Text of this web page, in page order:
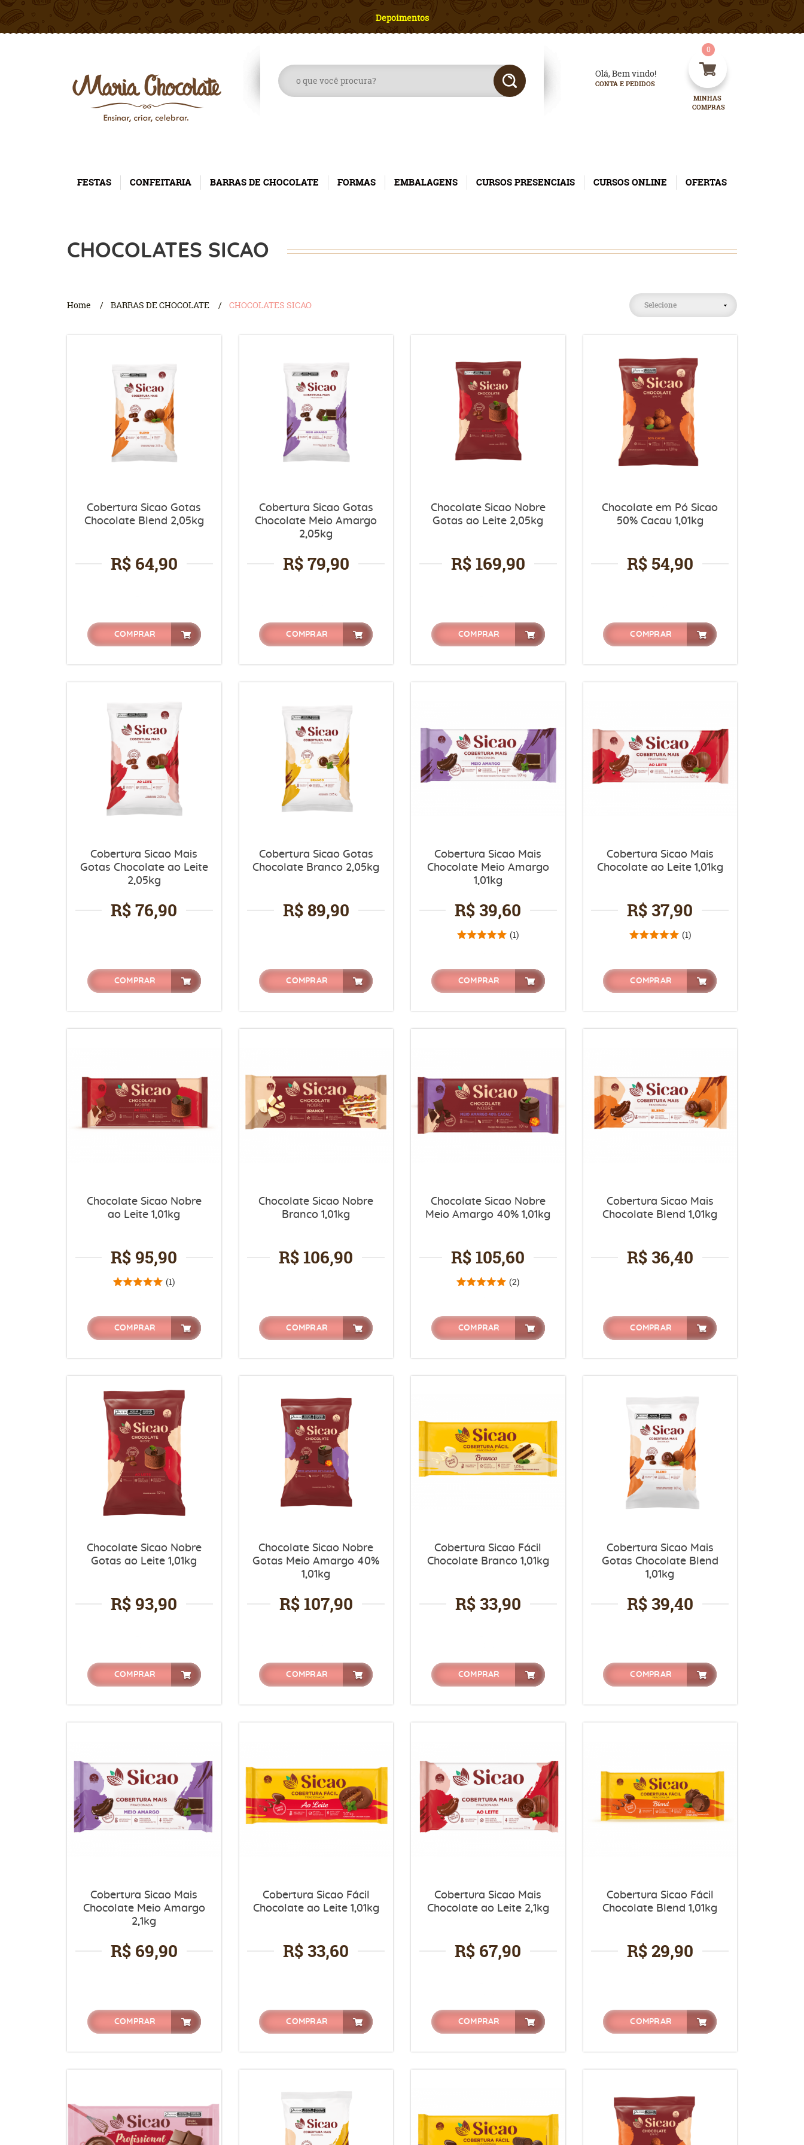
Depoimentos
Olá, Bem vindo!
CONTA E PEDIDOS
MINHAS
COMPRAS
0
FESTAS CONFEITARIA BARRAS DE CHOCOLATE FORMAS EMBALAGENS CURSOS PRESENCIAIS CURSOS ONLINE OFERTAS
CHOCOLATES SICAO
Home BARRAS DE CHOCOLATE CHOCOLATES SICAO Selecione
Cobertura Sicao Gotas
Chocolate Blend 2,05kg
R$ 64,90
COMPRAR
Cobertura Sicao Gotas
Chocolate Meio Amargo
2,05kg
R$ 79,90
COMPRAR
Chocolate Sicao Nobre
Gotas ao Leite 2,05kg
R$ 169,90
COMPRAR
Chocolate em Pó Sicao
50% Cacau 1,01kg
R$ 54,90
COMPRAR
Cobertura Sicao Mais
Gotas Chocolate ao Leite
2,05kg
R$ 76,90
COMPRAR
Cobertura Sicao Gotas
Chocolate Branco 2,05kg
R$ 89,90
COMPRAR
Cobertura Sicao Mais
Chocolate Meio Amargo
1,01kg
R$ 39,60
(1)
COMPRAR
Cobertura Sicao Mais
Chocolate ao Leite 1,01kg
R$ 37,90
(1)
COMPRAR
Chocolate Sicao Nobre
ao Leite 1,01kg
R$ 95,90
(1)
COMPRAR
Chocolate Sicao Nobre
Branco 1,01kg
R$ 106,90
COMPRAR
Chocolate Sicao Nobre
Meio Amargo 40% 1,01kg
R$ 105,60
(2)
COMPRAR
Cobertura Sicao Mais
Chocolate Blend 1,01kg
R$ 36,40
COMPRAR
Chocolate Sicao Nobre
Gotas ao Leite 1,01kg
R$ 93,90
COMPRAR
Chocolate Sicao Nobre
Gotas Meio Amargo 40%
1,01kg
R$ 107,90
COMPRAR
Cobertura Sicao Fácil
Chocolate Branco 1,01kg
R$ 33,90
COMPRAR
Cobertura Sicao Mais
Gotas Chocolate Blend
1,01kg
R$ 39,40
COMPRAR
Cobertura Sicao Mais
Chocolate Meio Amargo
2,1kg
R$ 69,90
COMPRAR
Cobertura Sicao Fácil
Chocolate ao Leite 1,01kg
R$ 33,60
COMPRAR
Cobertura Sicao Mais
Chocolate ao Leite 2,1kg
R$ 67,90
COMPRAR
Cobertura Sicao Fácil
Chocolate Blend 1,01kg
R$ 29,90
COMPRAR